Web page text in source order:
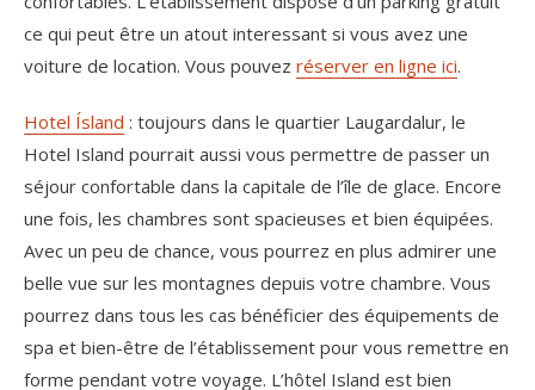
ce qui peut être un atout interessant si vous avez une
voiture de location. Vous pouvez réserver en ligne ici.
Hotel Ísland : toujours dans le quartier Laugardalur, le
Hotel Island pourrait aussi vous permettre de passer un
séjour confortable dans la capitale de l’île de glace. Encore
une fois, les chambres sont spacieuses et bien équipées.
Avec un peu de chance, vous pourrez en plus admirer une
belle vue sur les montagnes depuis votre chambre. Vous
pourrez dans tous les cas bénéficier des équipements de
spa et bien-être de l’établissement pour vous remettre en
forme pendant votre voyage. L’hôtel Island est bien